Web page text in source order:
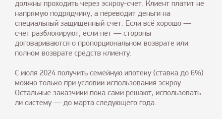
должны проходить через эскроу-счет. Клиент платит не
напрямую подрядчику, а переводит деньги на
специальный защищенный счет. Если всё хорошо —
счет разблокируют, если нет — стороны
договариваются о пропорциональном возврате или
полном возврате средств клиенту.
С июля 2024 получить семейную ипотеку (ставка до 6%)
можно только при условии использования эскроу.
Остальные заказчики пока сами решают, использовать
ли систему — до марта следующего года.